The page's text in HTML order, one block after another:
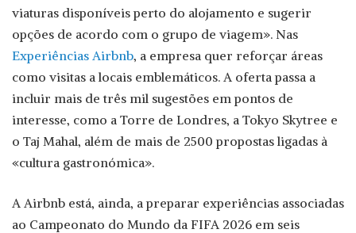
viaturas disponíveis perto do alojamento e sugerir
opções de acordo com o grupo de viagem». Nas
Experiências Airbnb, a empresa quer reforçar áreas
como visitas a locais emblemáticos. A oferta passa a
incluir mais de três mil sugestões em pontos de
interesse, como a Torre de Londres, a Tokyo Skytree e
o Taj Mahal, além de mais de 2500 propostas ligadas à
«cultura gastronómica».
A Airbnb está, ainda, a preparar experiências associadas
ao Campeonato do Mundo da FIFA 2026 em seis